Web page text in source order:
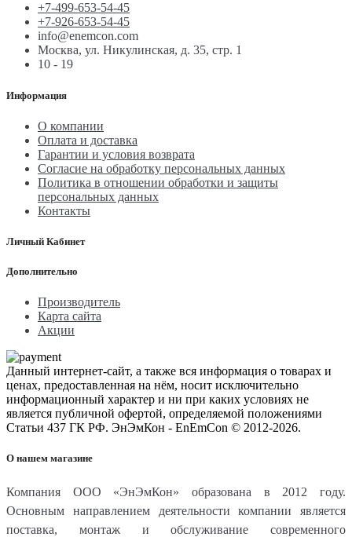
+7-499-653-54-45
+7-926-653-54-45
info@enemcon.com
Москва, ул. Никулинская, д. 35, стр. 1
10 - 19
Информация
О компании
Оплата и доставка
Гарантии и условия возврата
Согласие на обработку персональных данных
Политика в отношении обработки и защиты
персональных данных
Контакты
Личный Кабинет
Дополнительно
Производитель
Карта сайта
Акции
Данный интернет-сайт, а также вся информация о товарах и
ценах, предоставленная на нём, носит исключительно
информационный характер и ни при каких условиях не
является публичной офертой, определяемой положениями
Статьи 437 ГК РФ. ЭнЭмКон - EnEmCon © 2012-2026.
О нашем магазине
Компания ООО «ЭнЭмКон» образована в 2012 году.
Основным направлением деятельности компании является
поставка, монтаж и обслуживание современного